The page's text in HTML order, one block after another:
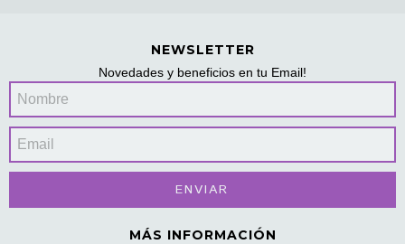
NEWSLETTER
Novedades y beneficios en tu Email!
MÁS INFORMACIÓN